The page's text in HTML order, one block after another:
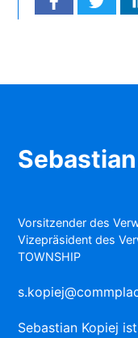
Vorsitzender des
Vizepräsident des
TOWNSHIP
Sebastian Kopiej